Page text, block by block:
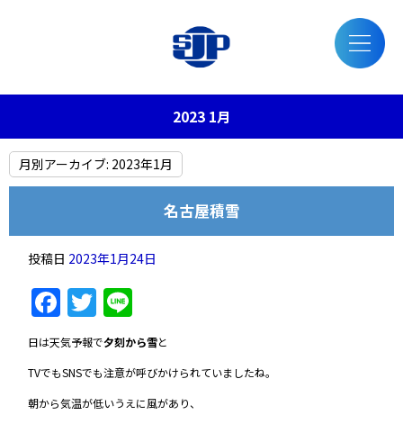
2023 1月
月別アーカイブ: 2023年1月
名古屋積雪
投稿日 2023年1月24日
Facebook
Twitter
日は天気予報で夕刻から雪と
TVでもSNSでも注意が呼びかけられていましたね。
朝から気温が低いうえに風があり、